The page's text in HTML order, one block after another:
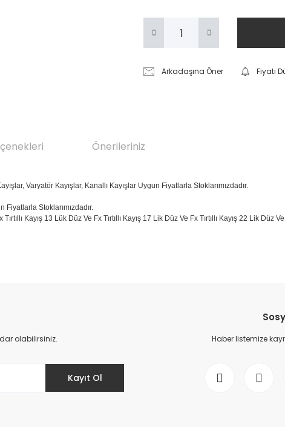
Arkadaşına Öner Fiyatı
Önerileriniz
Varyatör Kayışlar, Kanallı Kayışlar Uygun Fiyatlarla Stoklarımızdadır.
Fiyatlarla Stoklarımızdadır.
Kayış 13 Lük Düz Ve Fx Tırtıllı Kayış 17 Lik Düz Ve Fx Tırtıllı Kayış 22 Lik Düz
olabilirsiniz.
Kayıt Ol
Haber listemize